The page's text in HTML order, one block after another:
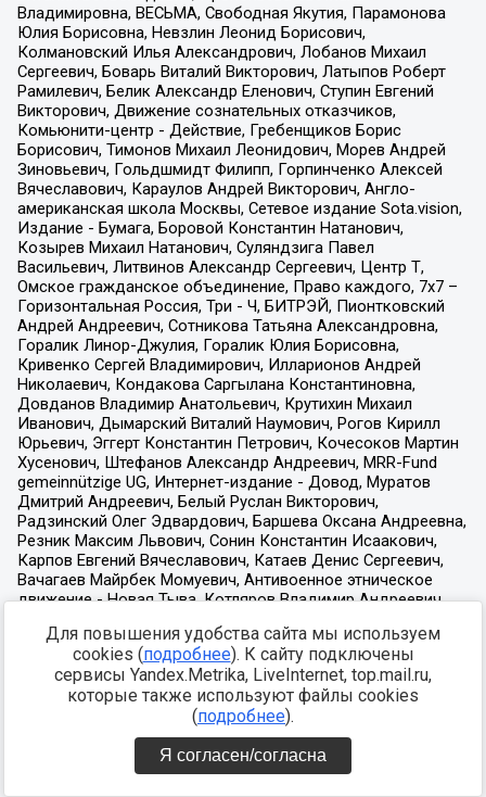
Для повышения удобства сайта мы используем
cookies (подробнее). К сайту подключены
сервисы Yandex.Metrika, LiveInternet, top.mail.ru,
которые также используют файлы cookies
(подробнее).
Я согласен/согласна